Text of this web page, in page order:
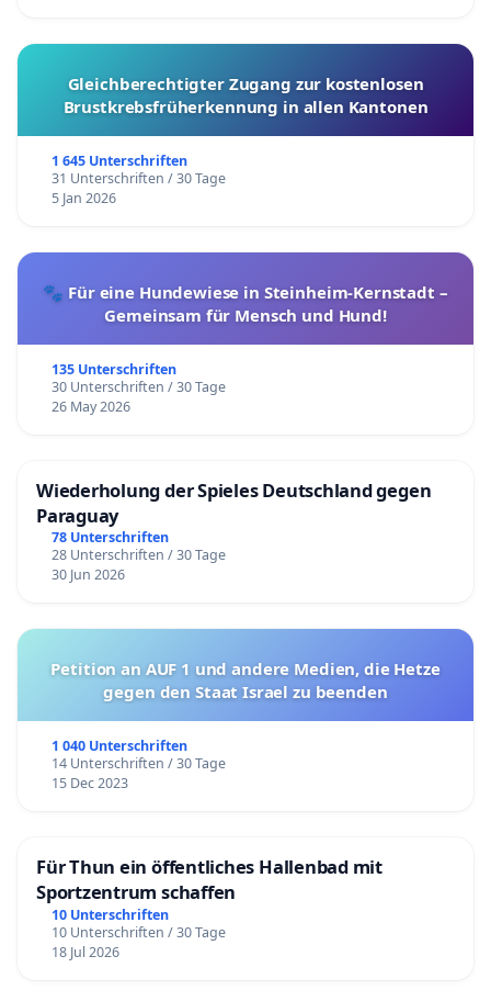
Gleichberechtigter Zugang zur kostenlosen
Brustkrebsfrüherkennung in allen Kantonen
1 645 Unterschriften
31 Unterschriften / 30 Tage
5 Jan 2026
🐾 Für eine Hundewiese in Steinheim-Kernstadt –
Gemeinsam für Mensch und Hund!
135 Unterschriften
30 Unterschriften / 30 Tage
26 May 2026
Wiederholung der Spieles Deutschland gegen
Paraguay
78 Unterschriften
28 Unterschriften / 30 Tage
30 Jun 2026
Petition an AUF 1 und andere Medien, die Hetze
gegen den Staat Israel zu beenden
1 040 Unterschriften
14 Unterschriften / 30 Tage
15 Dec 2023
Für Thun ein öffentliches Hallenbad mit
Sportzentrum schaffen
10 Unterschriften
10 Unterschriften / 30 Tage
18 Jul 2026